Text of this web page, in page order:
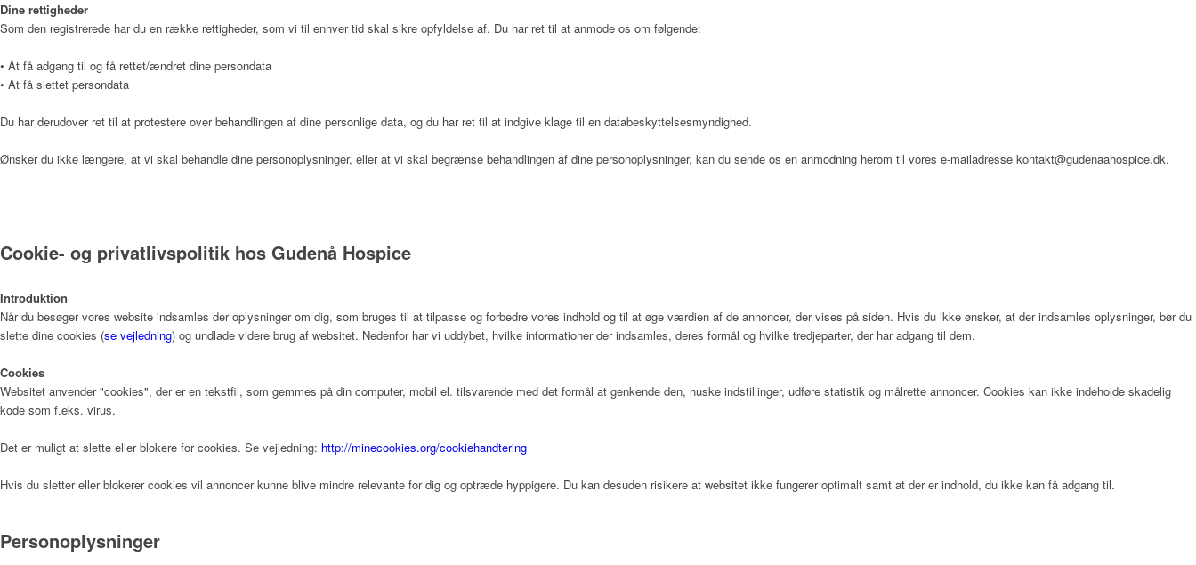
Kunst
Donationer
Galleri
Pjecer
Årsrapporter
Dine rettigheder
Som den registrerede har du en række rettigheder, som vi til enhver tid skal sikre opfyldelse af. Du har ret til at anmode os om følgende:
• At få adgang til og få rettet/ændret dine persondata
• At få slettet persondata
Du har derudover ret til at protestere over behandlingen af dine personlige data, og du har ret til at indgive klage til en databeskyttelsesmyndighed.
Ønsker du ikke længere, at vi skal behandle dine personoplysninger, eller at vi skal begrænse behandlingen af dine personoplysninger, kan du sende os en anmodning herom til vores e-mailadresse kontakt@gudenaahospice.dk.
Cookie- og privatlivspolitik hos Gudenå Hospice
Introduktion
Når du besøger vores website indsamles der oplysninger om dig, som bruges til at tilpasse og forbedre vores indhold og til at øge værdien af de annoncer, der vises på siden. Hvis du ikke ønsker, at der indsamles oplysninger, bør du
slette dine cookies (se vejledning) og undlade videre brug af websitet. Nedenfor har vi uddybet, hvilke informationer der indsamles, deres formål og hvilke tredjeparter, der har adgang til dem.
Cookies
Websitet anvender "cookies", der er en tekstfil, som gemmes på din computer, mobil el. tilsvarende med det formål at genkende den, huske indstillinger, udføre statistik og målrette annoncer. Cookies kan ikke indeholde skadelig
kode som f.eks. virus.
Det er muligt at slette eller blokere for cookies. Se vejledning: http://minecookies.org/cookiehandtering
Hvis du sletter eller blokerer cookies vil annoncer kunne blive mindre relevante for dig og optræde hyppigere. Du kan desuden risikere at websitet ikke fungerer optimalt samt at der er indhold, du ikke kan få adgang til.
Personoplysninger